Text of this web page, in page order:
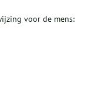
voor de mens: